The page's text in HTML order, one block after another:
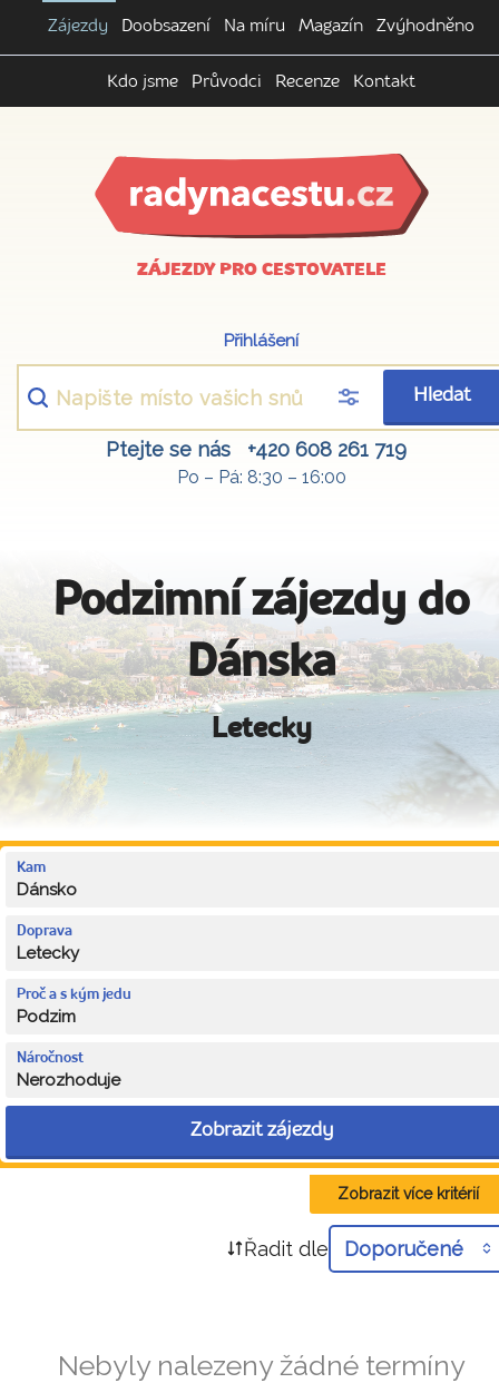
Zájezdy Doobsazení Na míru Magazín Zvýhodněno
Kdo jsme Průvodci Recenze Kontakt
ZÁJEZDY PRO CESTOVATELE
Přihlášení
Hledat
Ptejte se nás +420 608 261 719
Po – Pá: 8:30 – 16:00
Podzimní zájezdy do
Dánska
Letecky
Kam
Dánsko
Doprava
Letecky
Proč a s kým jedu
Podzim
Náročnost
Nerozhoduje
Zobrazit zájezdy
Zobrazit více kritérií
Řadit dle Doporučené
Nebyly nalezeny žádné termíny